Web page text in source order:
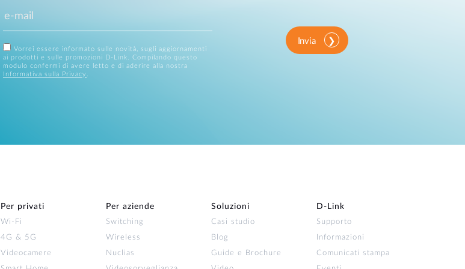
Vorrei essere informato sulle novità, sugli aggiornamenti
ai prodotti e sulle promozioni D-Link. Compilando questo
modulo confermi di avere letto e di aderire alla nostra
Informativa sulla Privacy
Invia
Per privati
Wi‑Fi
4G & 5G
Videocamere
Per aziende
Switching
Wireless
Nuclias
Soluzioni
Casi studio
Blog
Guide e Brochure
D‑Link
Supporto
Informazioni
Comunicati stampa